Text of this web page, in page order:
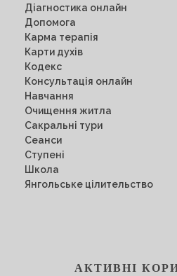
Діагностика онлайн
Допомога
Карма терапія
Карти духів
Кодекс
Консультація онлайн
Навчання
Очищення житла
Сакральні тури
Сеанси
Ступені
Школа
Янгольське цілительство
АКТИВНІ